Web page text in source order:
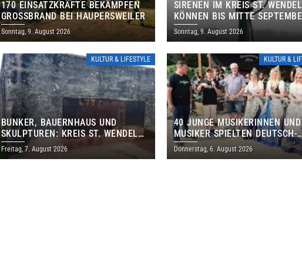
170 EINSATZKRÄFTE BEKÄMPFEN
GROSSBRAND BEI HAUPERSWEILER
Sonntag, 9. August 2026
SIRENEN IM KREIS ST. WENDEL
KÖNNEN BIS MITTE
AUSSERPLANMÄSSIG HEULEN
Sonntag, 9. August 2026
KULTUR & LIFESTYLE
BUNKER, BAUERNHAUS UND
SKULPTUREN: KREIS ST. WENDEL
LÄDT ZUM TAG DES OFFENEN
DENKMALS EIN
Freitag, 7. August 2026
KULTUR &
40 JUNGE MUSIKERINNEN UND
MUSIKER SPIELTEN DEUTSCH-
BRASILIANISCHES
THOLEY
Donnerstag, 6. August 2026